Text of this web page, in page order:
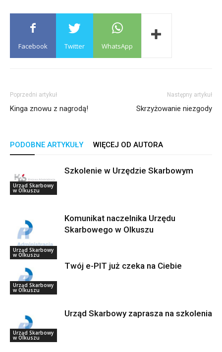
Facebook Twitter WhatsApp
Poprzedni artykuł
Kinga znowu z nagrodą!
Następny artykuł
Skrzyżowanie niezgody
PODOBNE ARTYKUŁY WIĘCEJ OD AUTORA
Urząd Skarbowy
w Olkuszu
Szkolenie w Urzędzie Skarbowym
Urząd Skarbowy
w Olkuszu
Komunikat naczelnika Urzędu
Skarbowego w Olkuszu
Urząd Skarbowy
w Olkuszu
Twój e-PIT już czeka na Ciebie
Urząd Skarbowy
w Olkuszu
Urząd Skarbowy zaprasza na szkolenia